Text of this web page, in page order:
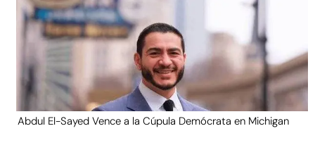
Abdul El-Sayed Vence a la Cúpula Demócrata en Michigan